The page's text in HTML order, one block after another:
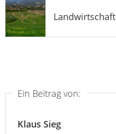
Landwirtschaft
Ein Beitrag von:
Klaus Sieg